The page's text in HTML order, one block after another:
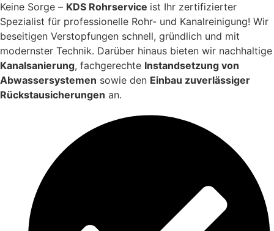
Keine Sorge – KDS Rohrservice ist Ihr zertifizierter
Spezialist für professionelle Rohr- und Kanalreinigung! Wir
beseitigen Verstopfungen schnell, gründlich und mit
modernster Technik. Darüber hinaus bieten wir nachhaltige
Kanalsanierung, fachgerechte Instandsetzung von
Abwassersystemen sowie den Einbau zuverlässiger
Rückstausicherungen an.